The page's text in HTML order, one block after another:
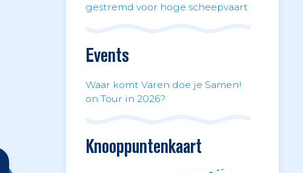
gestremd voor hoge scheepvaart
Events
Waar komt Varen doe je Samen!
on Tour in 2026?
Knooppuntenkaart